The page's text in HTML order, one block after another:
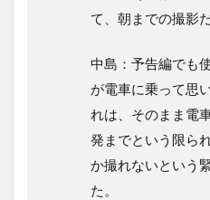
て、朝までの撮影
中島：予告編でも
が電車に乗って思
れは、そのまま電
発までという限ら
か撮れないという
た。